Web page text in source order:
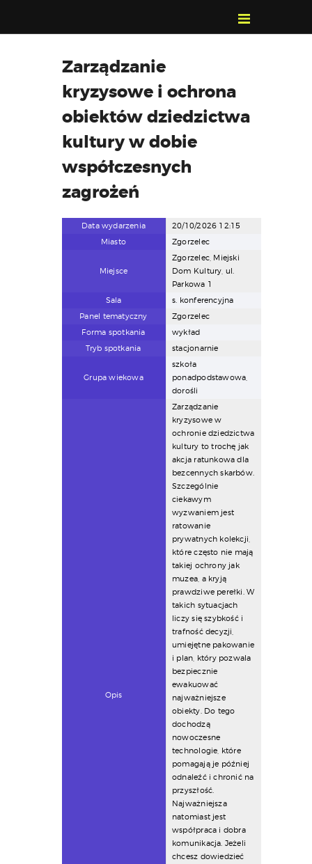
POZNAJ, POLUB,
PAMIĘTAJ!
O FESTIWALU
PROGRAM
KONTAKT
WYSZUKIWARKA
WYDARZEŃ
Zarządzanie
kryzysowe i ochrona
obiektów dziedzictwa
kultury w dobie
współczesnych
zagrożeń
Data wydarzenia
20/10/2026 12:15
Miasto
Zgorzelec
Miejsce
Zgorzelec, Miejski
Dom Kultury, ul.
Parkowa 1
Sala
s. konferencyjna
Panel tematyczny
Zgorzelec
Forma spotkania
wykład
Tryb spotkania
stacjonarnie
Grupa wiekowa
szkoła
ponadpodstawowa,
dorośli
Opis
Zarządzanie
kryzysowe w
ochronie dziedzictwa
kultury to trochę jak
akcja ratunkowa dla
bezcennych skarbów.
Szczególnie
ciekawym
wyzwaniem jest
ratowanie
prywatnych kolekcji,
które często nie mają
takiej ochrony jak
muzea, a kryją
prawdziwe perełki. W
takich sytuacjach
liczy się szybkość i
trafność decyzji,
umiejętne pakowanie
i plan, który pozwala
bezpiecznie
ewakuować
najważniejsze
obiekty. Do tego
dochodzą
nowoczesne
technologie, które
pomagają je później
odnaleźć i chronić na
przyszłość.
Najważniejsza
natomiast jest
współpraca i dobra
komunikacja. Jeżeli
chcesz dowiedzieć